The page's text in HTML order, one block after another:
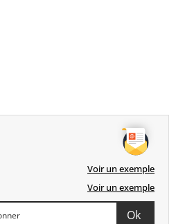
Voir un exemple
Voir un exemple